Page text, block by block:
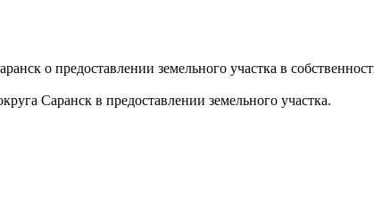
о предоставлении земельного участка в
Саранск в предоставлении земельного участка.